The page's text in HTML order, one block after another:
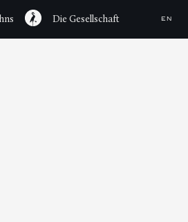
Die Gesellschaft EN